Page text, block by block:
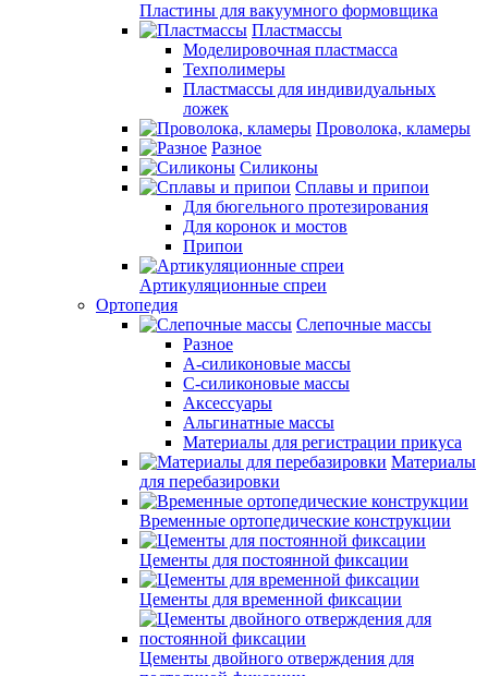
Пластины для вакуумного формовщика
Пластмассы
Моделировочная пластмасса
Техполимеры
Пластмассы для индивидуальных
ложек
Проволока, кламеры
Разное
Силиконы
Сплавы и припои
Для бюгельного протезирования
Для коронок и мостов
Припои
Артикуляционные спреи
Ортопедия
Слепочные массы
Разное
А-силиконовые массы
С-силиконовые массы
Аксессуары
Альгинатные массы
Материалы для регистрации прикуса
Материалы
для перебазировки
Временные ортопедические конструкции
Цементы для постоянной фиксации
Цементы для временной фиксации
Цементы двойного отверждения для